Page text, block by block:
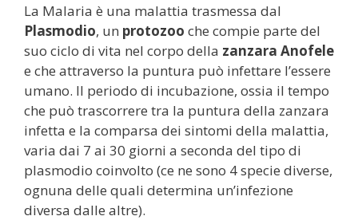
La Malaria è una malattia trasmessa dal
Plasmodio, un protozoo che compie parte del
suo ciclo di vita nel corpo della zanzara Anofele
e che attraverso la puntura può infettare l’essere
umano. Il periodo di incubazione, ossia il tempo
che può trascorrere tra la puntura della zanzara
infetta e la comparsa dei sintomi della malattia,
varia dai 7 ai 30 giorni a seconda del tipo di
plasmodio coinvolto (ce ne sono 4 specie diverse,
ognuna delle quali determina un’infezione
diversa dalle altre).